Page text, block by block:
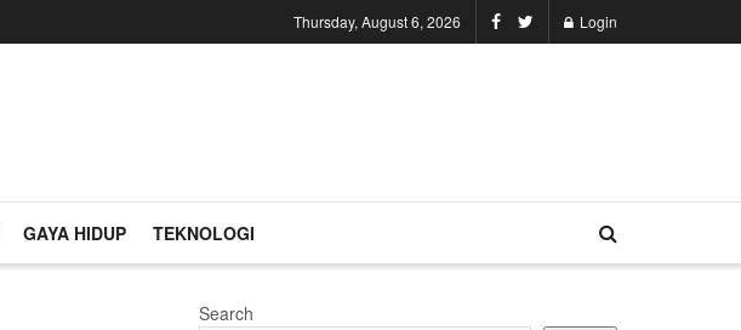
Thursday, August 6, 2026 Login
GAYA HIDUP TEKNOLOGI
Search